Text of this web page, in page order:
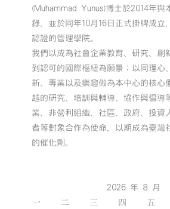
(Muhammad Yunus)博士於2014年與
錄，並於同年10月16日正式掛牌成立
認證的管理學院。
我們以成為社會企業教育、研究、創
到認可的國際樞紐為願景；以同理心
新、專業以及樂趣做為本中心的核心
越的研究、培訓與輔導、協作與倡導
業、非營利組織、社區、政府、投資
者等對象合作為使命，以期成為臺灣
的催化劑。
2026 年 8 月
一 二 三 四 五